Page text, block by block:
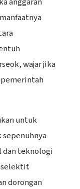
wajar jika
untuk
dan teknologi
dorongan